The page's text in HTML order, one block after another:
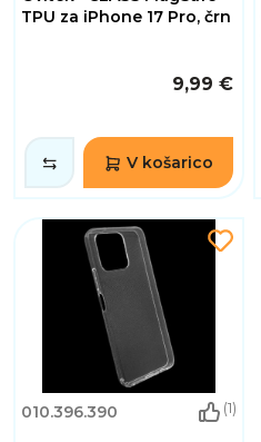
TPU za iPhone 17 Pro, črn
9,99 €
V košarico
010.396.390 (1)